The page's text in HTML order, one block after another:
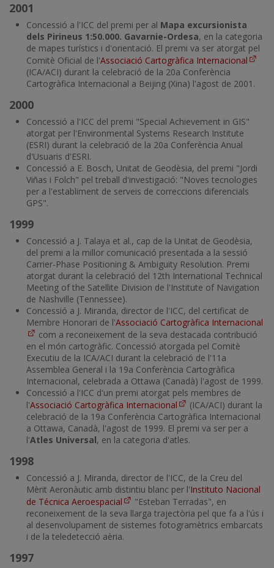
2001
Concessió a l'ICC del premi per al Mapa excursionista
dels Pirineus 1:50.000. Gavarnie-Ordesa, en la categoria
de mapes turístics i d'orientació. El premi va ser atorgat pel
Comitè Oficial de l'Associació Cartogràfica Internacional
(ICA/ACI) durant la celebració de la 20a Conferència
Cartogràfica Internacional a Beijing (Xina) l'agost de 2001.
2000
Concessió a l'ICC del premi "Special Achievement in GIS"
atorgat per l'Environmental Systems Research Institute
(ESRI) durant la celebració de la 20a Conferència Anual
d'Usuaris d'ESRI.
Concessió a E. Bosch, Unitat de Geodèsia, del premi "Jordi
Viñas i Folch" pel treball d'investigació: "Noves tecnologies
per a l'establiment de serveis de correccions diferencials
GPS".
1999
Concessió a J. Talaya et al., cap de la Unitat de Geodèsia,
del premi a la millor comunicació presentada a la sessió
Carrier-Phase Positioning & Ambiguity Resolution. Premi
atorgat durant la celebració del 12th International Technical
Meeting of the Satellite Division de l'Institute of Navigation
de Nashville (Tennessee).
Concessió a J. Miranda, director de l'ICC, del certificat de
Membre Honorari de l'Associació Cartogràfica Internacional
com a reconeixement de la seva destacada contribució
en el món cartogràfic. Concessió atorgada pel Comitè
Executiu de la ICA/ACI durant la celebració de l'11a
Assemblea General i la 19a Conferència Cartogràfica
Internacional, celebrada a Ottawa (Canadà) l'agost de 1999.
Concessió a l'ICC d'un premi atorgat pels membres de
l'Associació Cartogràfica Internacional
(ICA/ACI) durant la
celebració de la 19a Conferència Cartogràfica Internacional
a Ottawa, Canadà, l'agost de 1999. El premi va ser per a
l'Atles Universal, en la categoria d'atles.
1998
Concessió a J. Miranda, director de l'ICC, de la Creu del
Mèrit Aeronàutic amb distintiu blanc per l'Instituto Nacional
de Técnica Aeroespacial
"Esteban Terradas", en
reconeixement de la seva llarga trajectòria pel que fa a l'ús i
al desenvolupament de sistemes fotogramètrics embarcats
i de la teledetecció aèria.
1997